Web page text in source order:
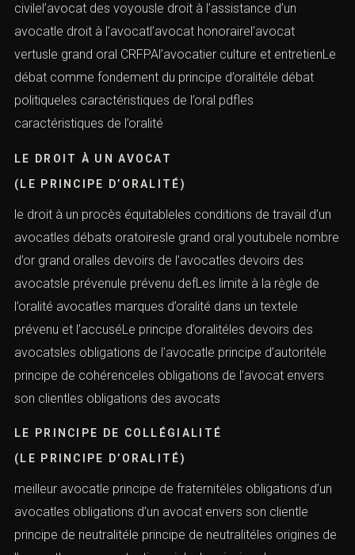
civilel’avocat des voyousle droit à l’assistance d’un
avocatle droit à l’avocatl’avocat honorairel’avocat
vertusle grand oral CRFPAl’avocatier culture et entretienLe
débat comme fondement du principe d’oralitéle débat
politiqueles caractéristiques de l’oral pdfles
caractéristiques de l’oralité
LE DROIT À UN AVOCAT
(LE PRINCIPE D’ORALITÉ)
le droit à un procès équitableles conditions de travail d’un
avocatles débats oratoiresle grand oral youtubele nombre
d’or grand oralles devoirs de l’avocatles devoirs des
avocatsle prévenule prévenu defLes limite à la règle de
l’oralité avocatles marques d’oralité dans un textele
prévenu et l’accuséLe principe d’oralitéles devoirs des
avocatsles obligations de l’avocatle principe d’autoritéle
principe de cohérenceles obligations de l’avocat envers
son clientles obligations des avocats
LE PRINCIPE DE COLLÉGIALITÉ
(LE PRINCIPE D’ORALITÉ)
meilleur avocatle principe de fraternitéles obligations d’un
avocatles obligations d’un avocat envers son clientle
principe de neutralitéle principe de neutralitéles origines de